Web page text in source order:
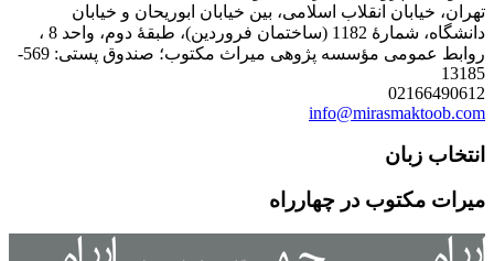
تهران، خیابان انقلاب اسلامی، بین خیابان ابوریحان و خیابان
دانشگاه، شمارۀ 1182 (ساختمان فروردین)، طبقۀ دوم، واحد 8 ،
روابط عمومی مؤسسه پژوهی میراث مکتوب؛ صندوق پستی: 569-
13185
02166490612
info@mirasmaktoob.com
انتخاب زبان
میرات مکتوب در چهارراه